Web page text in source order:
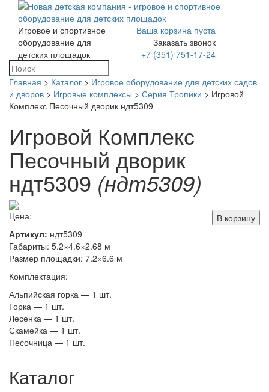
Игровое и спортивное
оборудование для
детских площадок
Ваша корзина пуста
Заказать звонок
+7 (351) 751-17-24
Главная > Каталог > Игровое оборудование для детских садов
и дворов > Игровые комплексы > Серия Тропики > Игровой
Комплекс Песочный дворик ндт5309
Игровой Комплекс
Песочный дворик
ндт5309 (ндт5309)
Цена:
В корзину
Артикул: ндт5309
Габариты: 5.2×4.6×2.68 м
Размер площадки: 7.2×6.6 м
Комплектация:
Альпийская горка — 1 шт.
Горка — 1 шт.
Лесенка — 1 шт.
Скамейка — 1 шт.
Песочница — 1 шт.
Каталог